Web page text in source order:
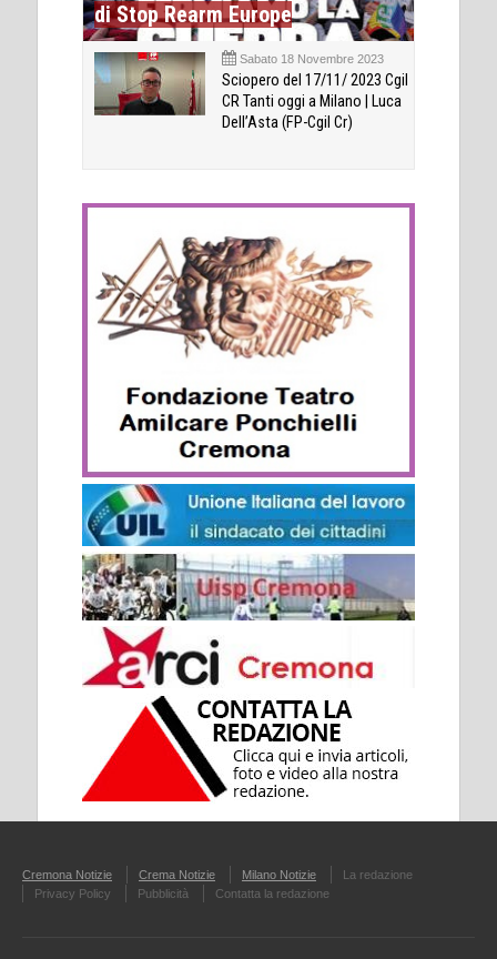
di Stop Rearm Europe
Sabato 18 Novembre 2023
Sciopero del 17/11/ 2023 Cgil
CR Tanti oggi a Milano | Luca
Dell’Asta (FP-Cgil Cr)
Cremona Notizie Crema Notizie Milano Notizie
La redazione
Privacy Policy
Pubblicità Contatta la redazione